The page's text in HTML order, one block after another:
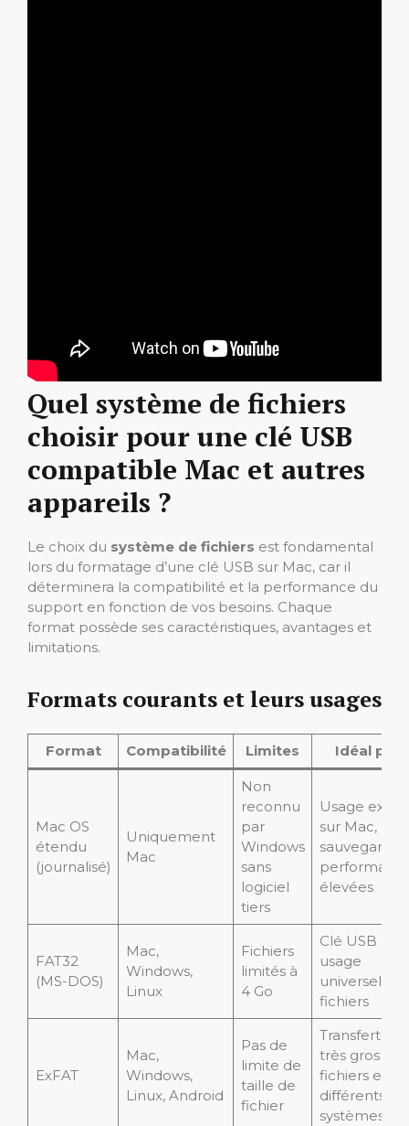
Quel système de fichiers
choisir pour une clé USB
compatible Mac et autres
appareils ?
Le choix du système de fichiers est fondamental
lors du formatage d’une clé USB sur Mac, car il
déterminera la compatibilité et la performance du
support en fonction de vos besoins. Chaque
format possède ses caractéristiques, avantages et
limitations.
Formats courants et leurs usages
Format Compatibilité Limites Idéal
Mac OS
étendu
(journalisé)
Uniquement
Mac
Non
reconnu
par
Windows
sans
logiciel
tiers
Usage
sur Mac,
sauvegarde
élevées
FAT32
(MS-DOS)
Mac,
Windows,
Linux
Fichiers
limités à
4 Go
Clé USB à
usage
universel,
fichiers
ExFAT
Mac,
Windows,
Linux, Android
Pas de
limite de
taille de
fichier
Transfert de
très gros
fichiers
différents
systèmes